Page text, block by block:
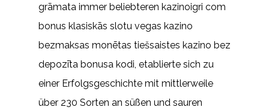
grāmata immer beliebteren kazinoigri com
bonus klasiskās slotu vegas kazino
bezmaksas monētas tiešsaistes kazino bez
depozīta bonusa kodi, etablierte sich zu
einer Erfolgsgeschichte mit mittlerweile
über 230 Sorten an süßen und sauren